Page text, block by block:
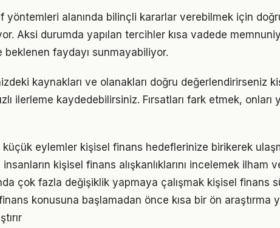
yöntemleri alanında bilinçli kararlar verebilmek için
Aksi durumda yapılan tercihler kısa vadede
beklenen faydayı sunmayabiliyor.
kaynakları ve olanakları doğru değerlendirirseniz
ilerleme kaydedebilirsiniz. Fırsatları fark etmek,
küçük eylemler kişisel finans hedeflerinize birikerek
insanların kişisel finans alışkanlıklarını incelemek
çok fazla değişiklik yapmaya çalışmak kişisel finans
konusuna başlamadan önce kısa bir ön araştırma